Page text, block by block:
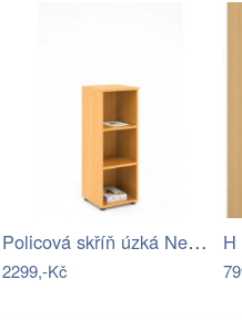
Policová skříň úzká New York SC43-04-LZ
2299,-Kč